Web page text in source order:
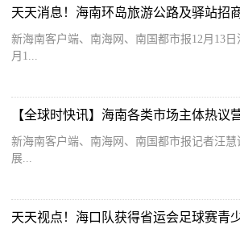
新海南客户端、南海网、南国都市报12月13
月1...
新海南客户端、南海网、南国都市报记者汪
展...
天天视点！海口队获得省运会足球赛青